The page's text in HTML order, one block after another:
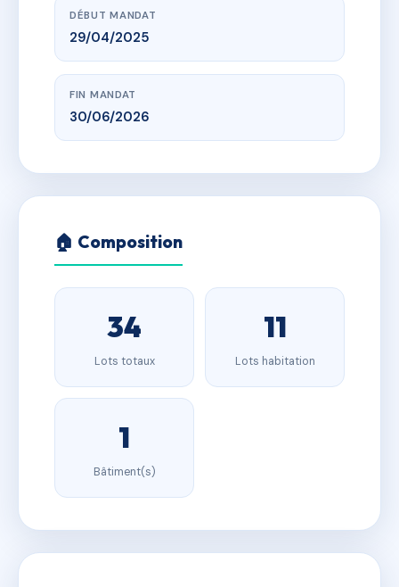
DÉBUT MANDAT
29/04/2025
FIN MANDAT
30/06/2026
🏠 Composition
34
Lots totaux
11
Lots habitation
1
Bâtiment(s)